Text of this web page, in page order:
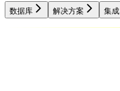
数据库 解决方案 集成